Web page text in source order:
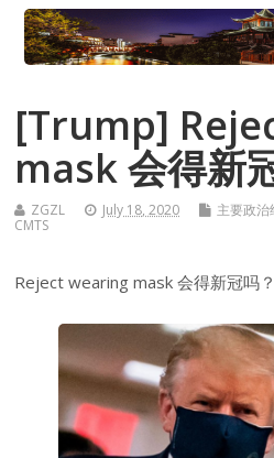
[Trump]
mask 会得新
ZGZL July 18, 2020 主要政治
CMTS
Reject wearing mask 会得新冠吗？